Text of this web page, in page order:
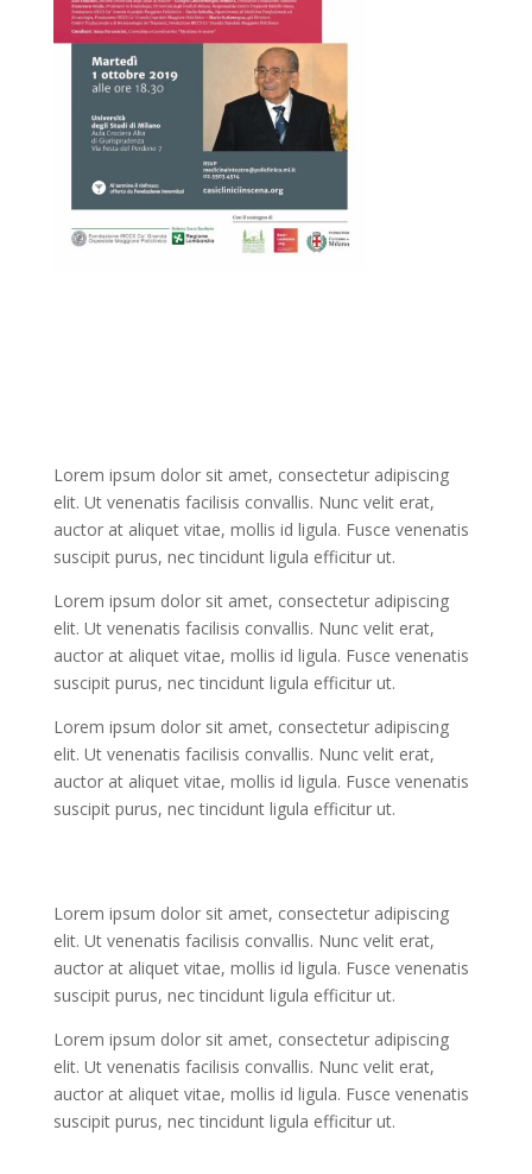
Lorem ipsum dolor sit amet, consectetur adipiscing
elit. Ut venenatis facilisis convallis. Nunc velit erat,
auctor at aliquet vitae, mollis id ligula. Fusce venenatis
suscipit purus, nec tincidunt ligula efficitur ut.
Lorem ipsum dolor sit amet, consectetur adipiscing
elit. Ut venenatis facilisis convallis. Nunc velit erat,
auctor at aliquet vitae, mollis id ligula. Fusce venenatis
suscipit purus, nec tincidunt ligula efficitur ut.
Lorem ipsum dolor sit amet, consectetur adipiscing
elit. Ut venenatis facilisis convallis. Nunc velit erat,
auctor at aliquet vitae, mollis id ligula. Fusce venenatis
suscipit purus, nec tincidunt ligula efficitur ut.
Lorem ipsum dolor sit amet, consectetur adipiscing
elit. Ut venenatis facilisis convallis. Nunc velit erat,
auctor at aliquet vitae, mollis id ligula. Fusce venenatis
suscipit purus, nec tincidunt ligula efficitur ut.
Lorem ipsum dolor sit amet, consectetur adipiscing
elit. Ut venenatis facilisis convallis. Nunc velit erat,
auctor at aliquet vitae, mollis id ligula. Fusce venenatis
suscipit purus, nec tincidunt ligula efficitur ut.